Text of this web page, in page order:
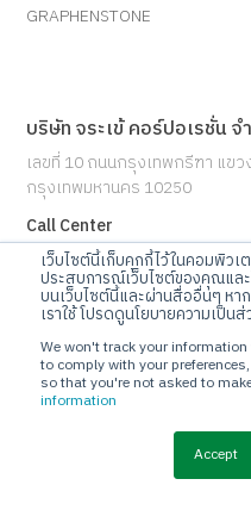
เว็บไซต์นี้เก็บคุกกี้ไว้ในคอมพิว
ประสบการณ์เว็บไซต์ของคุณแล
บนเว็บไซต์นี้และผ่านสื่ออื่นๆ ห
เราใช้ โปรดดูนโยบายความเป็น
We won't track your
to comply with your
so that you're not asked to
information
Accept
GRAPHENSTONE
บริษัท จระเข้ คอร์ปอเรชั่น จ
เลขที่ 10 ถนนกรุงเทพกรีฑา แข
กรุงเทพมหานคร 10250
Call Center
โทร 02-720-1112
E-mail
info@jorakay.co.th
Social